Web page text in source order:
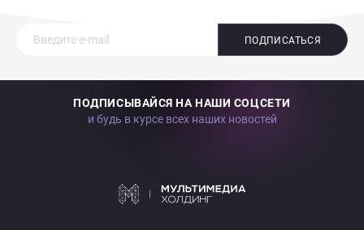
ПОДПИСАТЬСЯ
ПОДПИСЫВАЙСЯ НА НАШИ СОЦСЕТИ
и будь в курсе всех наших новостей